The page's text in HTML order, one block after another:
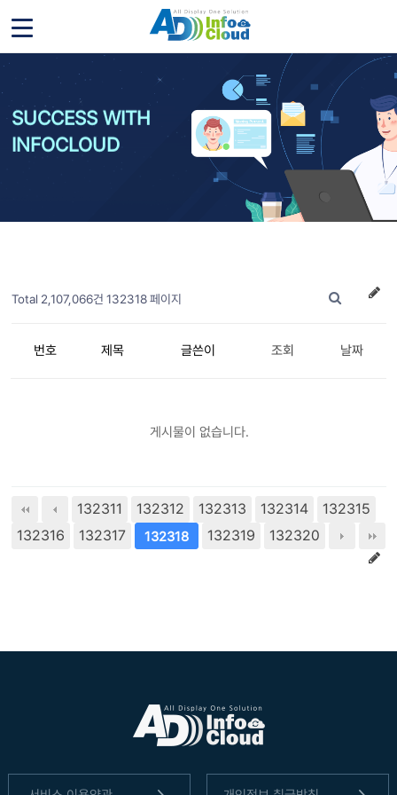
SUCCESS WITH
INFOCLOUD
Total 2,107,066건 132318 페이지
번호 제목 글쓴이 조회 날짜
게시물이 없습니다.
132311 132312 132313 132314
132315
132316
132317 132318 132319 132320